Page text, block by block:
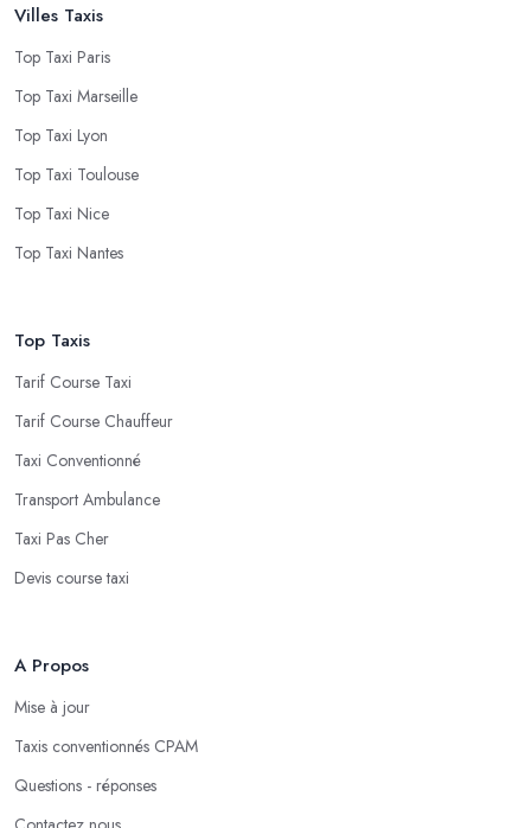
Villes Taxis
Top Taxi Paris
Top Taxi Marseille
Top Taxi Lyon
Top Taxi Toulouse
Top Taxi Nice
Top Taxi Nantes
Top Taxis
Tarif Course Taxi
Tarif Course Chauffeur
Taxi Conventionné
Transport Ambulance
Taxi Pas Cher
Devis course taxi
A Propos
Mise à jour
Taxis conventionnés CPAM
Questions - réponses